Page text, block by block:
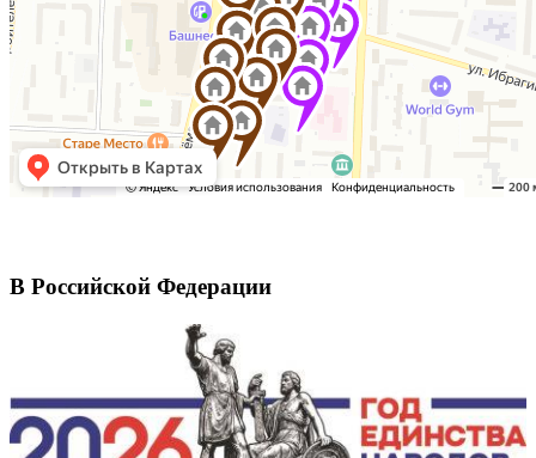
В Российской Федерации